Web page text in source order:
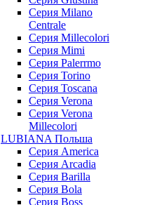
Серия Milano
Centrale
Серия Millecolori
Серия Mimi
Серия Palerrmo
Серия Torino
Серия Toscana
Серия Verona
Серия Verona
Millecolori
LUBIANA Польша
Серия America
Серия Arcadia
Серия Barilla
Серия Bola
Серия Boss